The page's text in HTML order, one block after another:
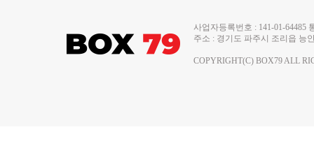
사업자등록번호 : 141-01-
주소 : 경기도 파주시 조리읍 능
COPYRIGHT(C) BOX79 ALL